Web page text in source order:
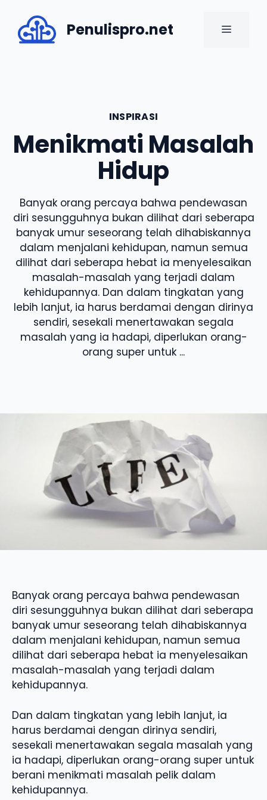
content
Penulispro.net MENU
INSPIRASI
Menikmati Masalah
Hidup
Banyak orang percaya bahwa pendewasan
diri sesungguhnya bukan dilihat dari seberapa
banyak umur seseorang telah dihabiskannya
dalam menjalani kehidupan, namun semua
dilihat dari seberapa hebat ia menyelesaikan
masalah-masalah yang terjadi dalam
kehidupannya. Dan dalam tingkatan yang
lebih lanjut, ia harus berdamai dengan dirinya
sendiri, sesekali menertawakan segala
masalah yang ia hadapi, diperlukan orang-
orang super untuk ...
Banyak orang percaya bahwa pendewasan
diri sesungguhnya bukan dilihat dari seberapa
banyak umur seseorang telah dihabiskannya
dalam menjalani kehidupan, namun semua
dilihat dari seberapa hebat ia menyelesaikan
masalah-masalah yang terjadi dalam
kehidupannya.
Dan dalam tingkatan yang lebih lanjut, ia
harus berdamai dengan dirinya sendiri,
sesekali menertawakan segala masalah yang
ia hadapi, diperlukan orang-orang super untuk
berani menikmati masalah pelik dalam
kehidupannya.